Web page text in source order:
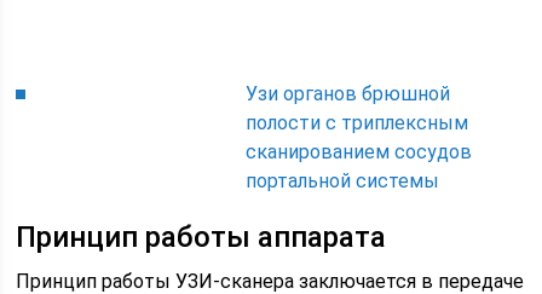
Узи органов брюшной
полости с триплексным
сканированием сосудов
портальной системы
Принцип работы аппарата
Принцип работы УЗИ-сканера заключается в передаче